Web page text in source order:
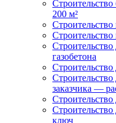
200 м²
Строительство
Строительство
газобетона
Строительство
заказчика —
ключ